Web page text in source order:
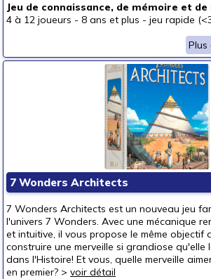
Jeu de connaissance, de mémoire et
4 à 12 joueurs - 8 ans et plus - jeu rapide
Plus
7 Wonders Architects
7 Wonders Architects est un nouveau jeu
l'univers 7 Wonders. Avec une mécanique
et intuitive, il vous propose le même objectif
construire une merveille si grandiose qu'elle
dans l'Histoire! Et vous, quelle merveille
en premier? > voir détail